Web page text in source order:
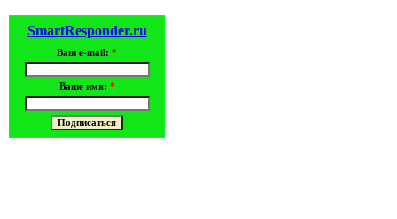
SmartResponder.ru
Ваш e-mail: *
Ваше имя: *